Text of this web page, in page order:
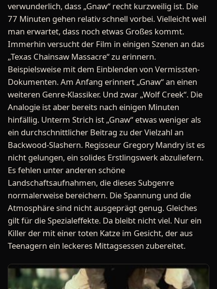
verwunderlich, dass „Gnaw“ recht kurzweilig ist. Die
77 Minuten gehen relativ schnell vorbei. Vielleicht weil
man erwartet, dass noch etwas Großes kommt.
Immerhin versucht der Film in einigen Szenen an das
„Texas Chainsaw Massacre“ zu erinnern.
Beispielsweise mit dem Einblenden von Vermissten-
Dokumenten. Am Anfang erinnert „Gnaw“ an einen
weiteren Genre-Klassiker. Und zwar „Wolf Creek“. Die
Analogie ist aber bereits nach einigen Minuten
hinfällig. Unterm Strich ist „Gnaw“ etwas weniger als
ein durchschnittlicher Beitrag zu der Vielzahl an
Backwood-Slashern. Regisseur Gregory Mandry ist es
nicht gelungen, ein solides Erstlingswerk abzuliefern.
Es fehlen unter anderen schöne
Landschaftsaufnahmen, die dieses Subgenre
normalerweise bereichern. Die Spannung und die
Atmosphäre sind nicht ausgeprägt genug. Gleiches
gilt für die Spezialeffekte. Da bleibt nicht viel. Nur ein
Killer der mit einer toten Katze im Gesicht, der aus
Teenagern ein leckeres Mittagsessen zubereitet.